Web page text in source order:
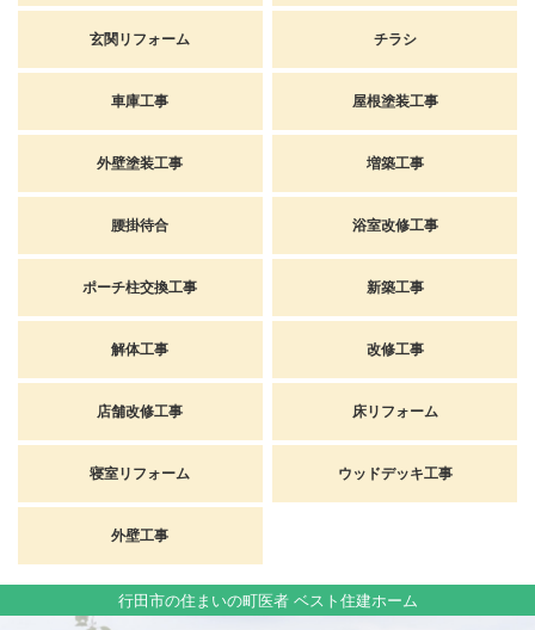
玄関リフォーム チラシ
車庫工事 屋根塗装工事
外壁塗装工事 増築工事
腰掛待合 浴室改修工事
ポーチ柱交換工事 新築工事
解体工事 改修工事
店舗改修工事 床リフォーム
寝室リフォーム ウッドデッキ工事
外壁工事
行田市の住まいの町医者 ベスト住建ホーム